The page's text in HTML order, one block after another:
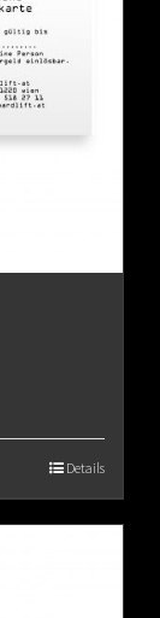
Details